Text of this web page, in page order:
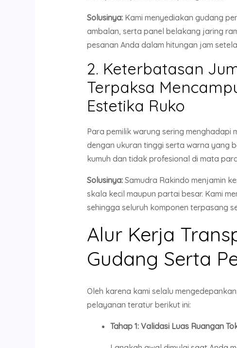
Solusinya:Kami menyediakan gudang
ambalan, serta panel belakang jaring
pesanan Anda dalam hitungan jam
2. Keterbatasan
Terpaksa
Estetika Ruko
Para pemilik warung sering
dengan ukuran tinggi serta warna yang
kumuh dan tidak profesional di mata
Solusinya:Samudra Rakindo menjamin
skala kecil maupun partai besar. Kami
sehingga seluruh komponen terpasang
Alur Kerja
Gudang Serta
Oleh karena kami selalu
pelayanan teratur berikut ini:
Tahap 1: Validasi Luas Ruangan